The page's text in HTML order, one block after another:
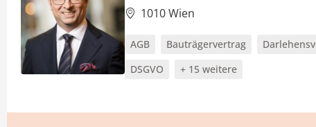
1010 Wien
AGB Bauträgervertrag
DSGVO
+ 15 weitere